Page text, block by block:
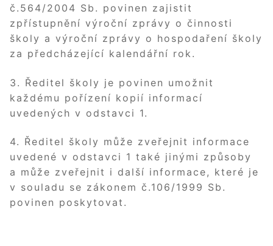
č.564/2004 Sb. povinen zajistit
zpřístupnění výroční zprávy o činnosti
školy a výroční zprávy o hospodaření školy
za předcházející kalendářní rok.
3. Ředitel školy je povinen umožnit
každému pořízení kopií informací
uvedených v odstavci 1.
4. Ředitel školy může zveřejnit informace
uvedené v odstavci 1 také jinými způsoby
a může zveřejnit i další informace, které je
v souladu se zákonem č.106/1999 Sb.
povinen poskytovat.